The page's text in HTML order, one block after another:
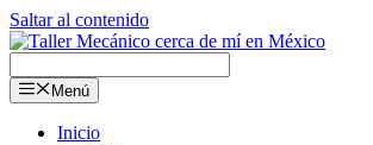
Saltar al contenido
Menú
Inicio